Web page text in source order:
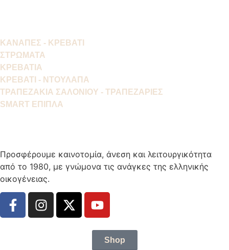
ΚΑΝΑΠΕΣ - ΚΡΕΒΑΤΙ
ΣΤΡΩΜΑΤΑ
ΚΡΕΒΑΤΙΑ
ΚΡΕΒΑΤΙ - ΝΤΟΥΛΑΠΑ
ΤΡΑΠΕΖΑΚΙΑ ΣΑΛΟΝΙΟΥ - ΤΡΑΠΕΖΑΡΙΕΣ
SMART ΕΠΙΠΛΑ
Προσφέρουμε καινοτομία, άνεση και λειτουργικότητα
από το 1980, με γνώμονα τις ανάγκες της ελληνικής
οικογένειας.
Shop